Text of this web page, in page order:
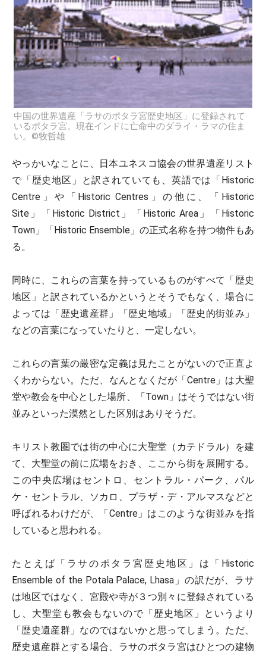
中国の世界遺産「ラサのポタラ宮歴史地区」に登録されて
いるポタラ宮。現在インドに亡命中のダライ・ラマの住ま
い。©牧哲雄
やっかいなことに、日本ユネスコ協会の世界遺産リスト
で「歴史地区」と訳されていても、英語では「Historic
Centre」や「Historic Centres」の他に、「Historic
Site」「Historic District」「Historic Area」「Historic
Town」「Historic Ensemble」の正式名称を持つ物件もあ
る。
同時に、これらの言葉を持っているものがすべて「歴史
地区」と訳されているかというとそうでもなく、場合に
よっては「歴史遺産群」「歴史地域」「歴史的街並み」
などの言葉になっていたりと、一定しない。
これらの言葉の厳密な定義は見たことがないので正直よ
くわからない。ただ、なんとなくだが「Centre」は大聖
堂や教会を中心とした場所、「Town」はそうではない街
並みといった漠然とした区別はありそうだ。
キリスト教圏では街の中心に大聖堂（カテドラル）を建
て、大聖堂の前に広場をおき、ここから街を展開する。
この中央広場はセントロ、セントラル・パーク、パル
ケ・セントラル、ソカロ、プラザ・デ・アルマスなどと
呼ばれるわけだが、「Centre」はこのような街並みを指
していると思われる。
たとえば「ラサのポタラ宮歴史地区」は「Historic
Ensemble of the Potala Palace, Lhasa」の訳だが、ラサ
は地区ではなく、宮殿や寺が３つ別々に登録されている
し、大聖堂も教会もないので「歴史地区」というより
「歴史遺産群」なのではないかと思ってしまう。ただ、
歴史遺産群とする場合、ラサのポタラ宮はひとつの建物